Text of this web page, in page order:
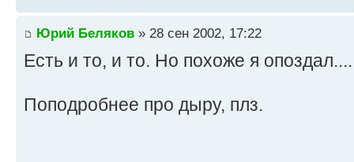
Юрий Беляков » 28 сен 2002, 17:22
Есть и то, и то. Но похоже я
Поподробнее про дыру, плз.